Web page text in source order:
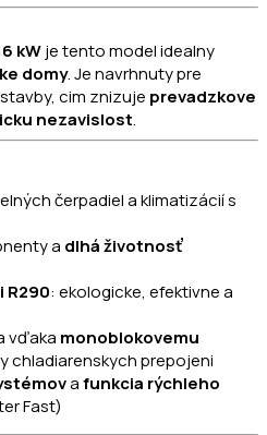
kWje tento model idealny
domy. Je navrhnuty pre
cim znizuje prevadzkove
nezavislost.
čerpadiel a klimatizácií s
a dlhá životnosť
R290: ekologicke, efektivne a
vďaka monoblokovemu
chladiarenskych prepojeni
afunkcia rýchleho
Fast)